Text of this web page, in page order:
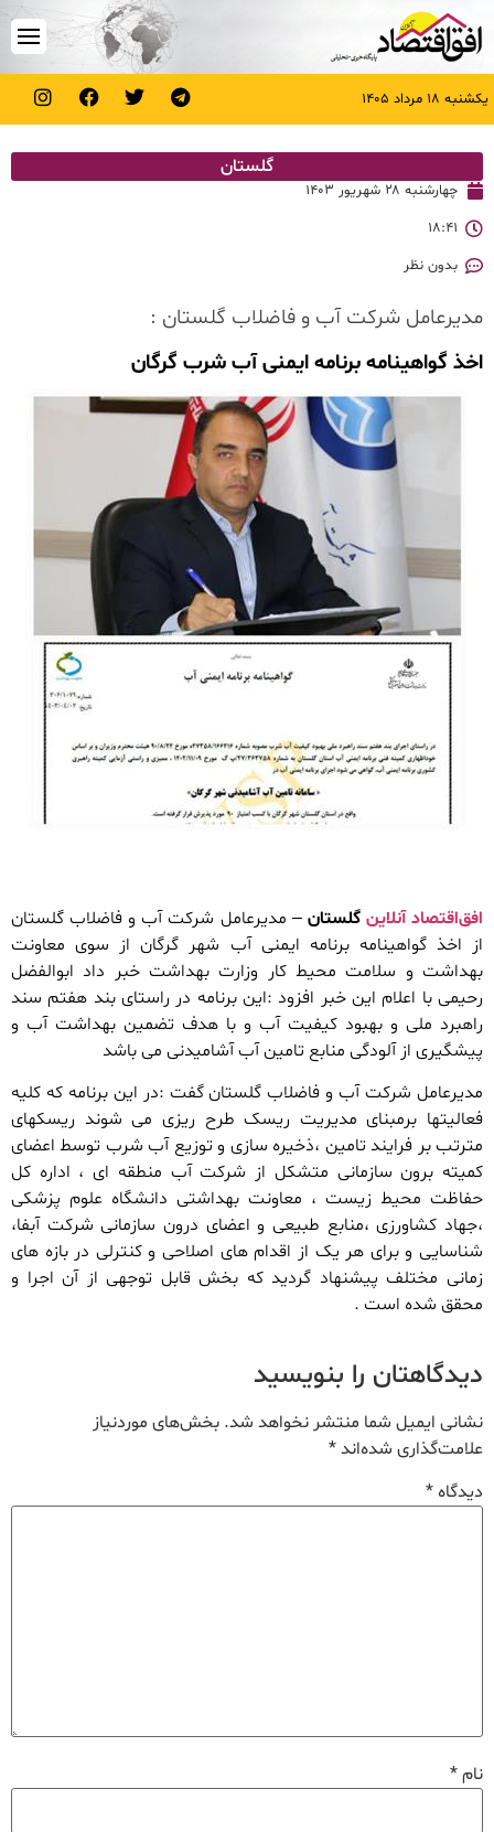
یکشنبه ۱۸ مرداد ۱۴۰۵
گلستان
چهارشنبه ۲۸ شهریور ۱۴۰۳
۱۸:۴۱
بدون نظر
مدیرعامل شرکت آب و فاضلاب گلستان :
اخذ گواهینامه برنامه ایمنی آب شرب گرگان
افق‌اقتصاد آنلاین گلستان – مدیرعامل شرکت آب و فاضلاب گلستان
از اخذ گواهینامه برنامه ایمنی آب شهر گرگان از سوی معاونت
بهداشت و سلامت محیط کار وزارت بهداشت خبر داد ابوالفضل
رحیمی با اعلام این خبر افزود :این برنامه در راستای بند هفتم سند
راهبرد ملی و بهبود کیفیت آب و با هدف تضمین بهداشت آب و
پیشگیری از آلودگی منابع تامین آب آشامیدنی می باشد
مدیرعامل شرکت آب و فاضلاب گلستان گفت :در این برنامه که کلیه
فعالیتها برمبنای مدیریت ریسک طرح ریزی می شوند ریسکهای
مترتب بر فرایند تامین ،ذخیره سازی و توزیع آب شرب توسط اعضای
کمیته برون سازمانی متشکل از شرکت آب منطقه ای ، اداره کل
حفاظت محیط زیست ، معاونت بهداشتی دانشگاه علوم پزشکی
،جهاد کشاورزی ،منابع طبیعی و اعضای درون سازمانی شرکت آبفا،
شناسایی و برای هر یک از اقدام های اصلاحی و کنترلی در بازه های
زمانی مختلف پیشنهاد گردید که بخش قابل توجهی از آن اجرا و
محقق شده است .
دیدگاهتان را بنویسید
نشانی ایمیل شما منتشر نخواهد شد. بخش‌های موردنیاز
علامت‌گذاری شده‌اند*
دیدگاه*
نام*